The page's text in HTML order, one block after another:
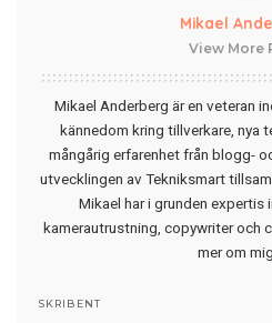
Mikael
View More
Mikael Anderberg är en veteran
kännedom kring tillverkare, nya
mångårig erfarenhet från blogg-
utvecklingen av Tekniksmart
Mikael har i grunden
kamerautrustning, copywriter och
mer om
SKRIBENT